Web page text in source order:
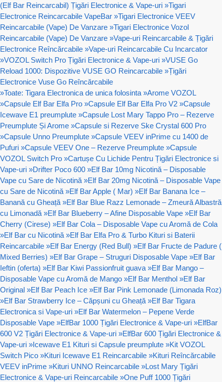
(Elf Bar Reincarcabil) Țigări Electronice & Vape-uri »Tigari
Electronice Reincarcabile VapeBar »Tigari Electronice VEEV
Reincarcabile (Vape) De Vanzare »Tigari Electronice Vozol
Reincarcabile (Vape) De Vanzare »Vape-uri Reincarcabile & Țigări
Electronice Reîncărcabile »Vape-uri Reincarcabile Cu Incarcator
»VOZOL Switch Pro Țigări Electronice & Vape-uri »VUSE Go
Reload 1000: Dispozitive VUSE GO Reincarcabile »Țigări
Electronice Vuse Go Reîncărcabile
»Toate: Tigara Electronica de unica folosinta »Arome VOZOL
»Capsule Elf Bar Elfa Pro »Capsule Elf Bar Elfa Pro V2 »Capsule
Icewave E1 preumplute »Capsule Lost Mary Tappo Pro – Rezerve
Preumplute Și Arome »Capsule si Rezerve Ske Crystal 600 Pro
»Capsule Unno Preumplute »Capsule VEEV inPrime cu 1400 de
Pufuri »Capsule VEEV One – Rezerve Preumplute »Capsule
VOZOL Switch Pro »Cartușe Cu Lichide Pentru Țigări Electronice si
Vape-uri »Drifter Poco 600 »Elf Bar 10mg Nicotină – Disposable
Vape cu Sare de Nicotină »Elf Bar 20mg Nicotină – Disposable Vape
cu Sare de Nicotină »Elf Bar Apple ( Mar) »Elf Bar Banana Ice –
Banană cu Gheață »Elf Bar Blue Razz Lemonade – Zmeură Albastră
cu Limonadă »Elf Bar Blueberry – Afine Disposable Vape »Elf Bar
Cherry (Cirese) »Elf Bar Cola – Disposable Vape cu Aromă de Cola
»Elf Bar cu Nicotină »Elf Bar Elfa Pro & Turbo Kituri si Baterii
Reincarcabile »Elf Bar Energy (Red Bull) »Elf Bar Fructe de Padure (
Mixed Berries) »Elf Bar Grape – Struguri Disposable Vape »Elf Bar
Ieftin (oferta) »Elf Bar Kiwi Passionfruit guava »Elf Bar Mango –
Disposable Vape cu Aromă de Mango »Elf Bar Menthol »Elf Bar
Original »Elf Bar Peach Ice »Elf Bar Pink Lemonade (Limonada Roz)
»Elf Bar Strawberry Ice – Căpșuni cu Gheață »Elf Bar Tigara
Electronica si Vape-uri »Elf Bar Watermelon – Pepene Verde
Disposable Vape »ElfBar 1000 Țigări Electronice & Vape-uri »ElfBar
600 V2 Țigări Electronice & Vape-uri »ElfBar 600 Țigări Electronice &
Vape-uri »Icewave E1 Kituri si Capsule preumplute »Kit VOZOL
Switch Pico »Kituri Icewave E1 Reincarcabile »Kituri Reîncărcabile
VEEV inPrime »Kituri UNNO Reincarcabile »Lost Mary Țigări
Electronice & Vape-uri Reincarcabile »One Puff 1000 Țigări